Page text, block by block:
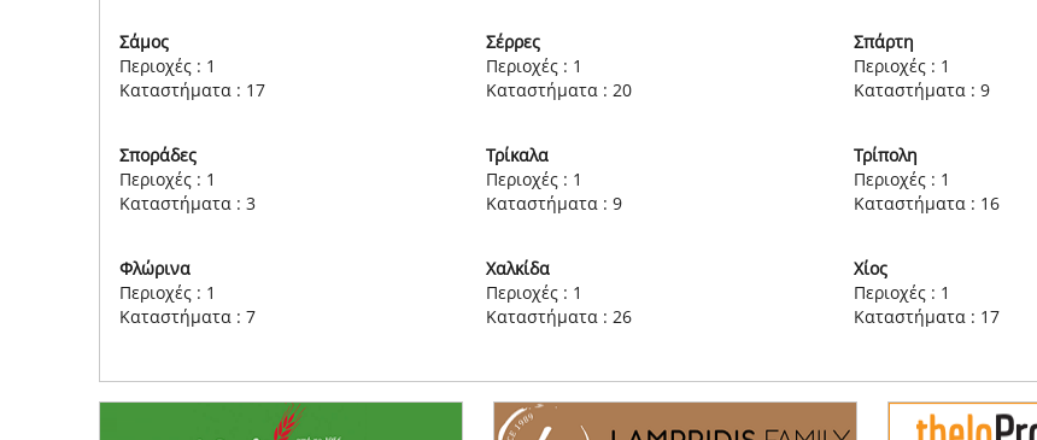
Σάμος
Περιοχές : 1
Καταστήματα : 17
Σέρρες
Περιοχές : 1
Καταστήματα : 20
Σπάρτη
Περιοχές : 1
Καταστήματα : 9
Σποράδες
Περιοχές : 1
Καταστήματα : 3
Τρίκαλα
Περιοχές : 1
Καταστήματα : 9
Τρίπολη
Περιοχές : 1
Καταστήματα : 16
Φλώρινα
Περιοχές : 1
Καταστήματα : 7
Χαλκίδα
Περιοχές : 1
Καταστήματα : 26
Χίος
Περιοχές : 1
Καταστήματα : 17